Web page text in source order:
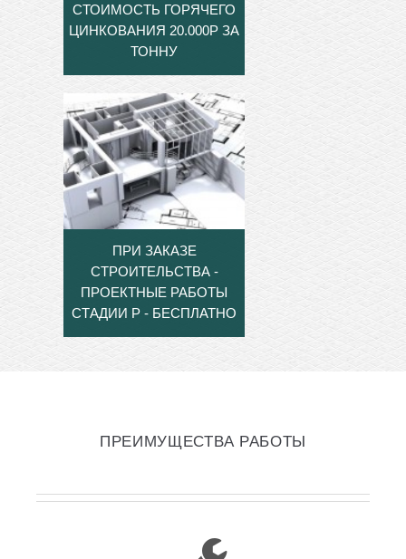
СТОИМОСТЬ ГОРЯЧЕГО
ЦИНКОВАНИЯ 20.000Р ЗА
ТОННУ
ПРИ ЗАКАЗЕ
СТРОИТЕЛЬСТВА -
ПРОЕКТНЫЕ РАБОТЫ
СТАДИИ Р - БЕСПЛАТНО
ПРЕИМУЩЕСТВА РАБОТЫ